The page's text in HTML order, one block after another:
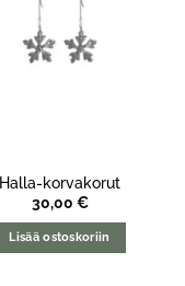
Halla-korvakorut
30,00 €
Lisää ostoskoriin